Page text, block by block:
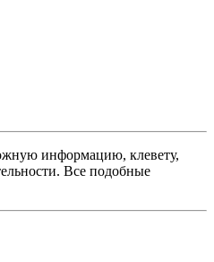
информацию, клевету,
Все подобные